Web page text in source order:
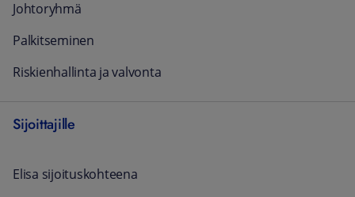
Johtoryhmä
Palkitseminen
Riskienhallinta ja valvonta
Sijoittajille
Elisa sijoituskohteena